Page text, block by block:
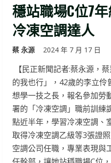
穩站職場C位7
冷凍空調達人
蔡 永源 2024 年 7 月 17 日
【民正新聞記者:蔡永源，
的我也行」，42歲的李立
想學一技之長，報名參加勞
署的「冷凍空調」職前訓練
點近半年，學習冷凍空調、
取得冷凍空調乙級等3張證
空調公司任職，專業表現與